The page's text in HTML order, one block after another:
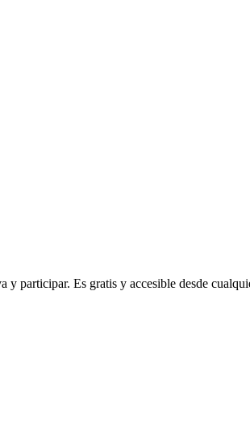
participar. Es gratis y accesible desde